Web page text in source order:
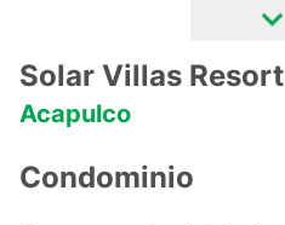
Solar Villas Resort
Acapulco
Condominio